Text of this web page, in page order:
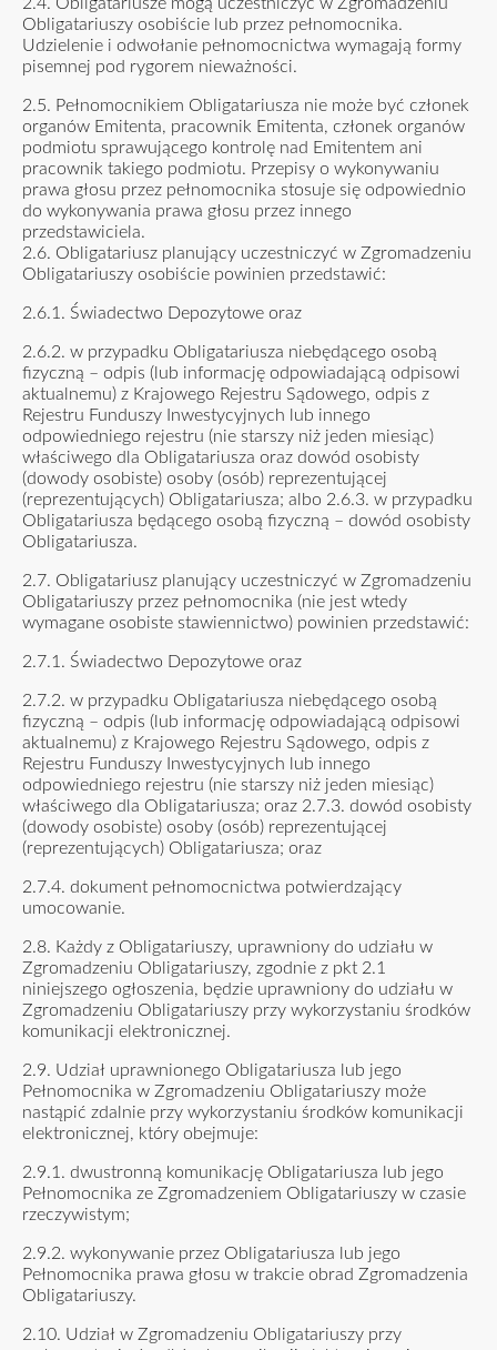
Obligatariuszy osobiście lub przez pełnomocnika.
Udzielenie i odwołanie pełnomocnictwa wymagają formy
pisemnej pod rygorem nieważności.
2.5. Pełnomocnikiem Obligatariusza nie może być członek
organów Emitenta, pracownik Emitenta, członek organów
podmiotu sprawującego kontrolę nad Emitentem ani
pracownik takiego podmiotu. Przepisy o wykonywaniu
prawa głosu przez pełnomocnika stosuje się odpowiednio
do wykonywania prawa głosu przez innego
przedstawiciela.
2.6. Obligatariusz planujący uczestniczyć w Zgromadzeniu
Obligatariuszy osobiście powinien przedstawić:
2.6.1. Świadectwo Depozytowe oraz
2.6.2. w przypadku Obligatariusza niebędącego osobą
fizyczną – odpis (lub informację odpowiadającą odpisowi
aktualnemu) z Krajowego Rejestru Sądowego, odpis z
Rejestru Funduszy Inwestycyjnych lub innego
odpowiedniego rejestru (nie starszy niż jeden miesiąc)
właściwego dla Obligatariusza oraz dowód osobisty
(dowody osobiste) osoby (osób) reprezentującej
(reprezentujących) Obligatariusza; albo 2.6.3. w przypadku
Obligatariusza będącego osobą fizyczną – dowód osobisty
Obligatariusza.
2.7. Obligatariusz planujący uczestniczyć w Zgromadzeniu
Obligatariuszy przez pełnomocnika (nie jest wtedy
wymagane osobiste stawiennictwo) powinien przedstawić:
2.7.1. Świadectwo Depozytowe oraz
2.7.2. w przypadku Obligatariusza niebędącego osobą
fizyczną – odpis (lub informację odpowiadającą odpisowi
aktualnemu) z Krajowego Rejestru Sądowego, odpis z
Rejestru Funduszy Inwestycyjnych lub innego
odpowiedniego rejestru (nie starszy niż jeden miesiąc)
właściwego dla Obligatariusza; oraz 2.7.3. dowód osobisty
(dowody osobiste) osoby (osób) reprezentującej
(reprezentujących) Obligatariusza; oraz
2.7.4. dokument pełnomocnictwa potwierdzający
umocowanie.
2.8. Każdy z Obligatariuszy, uprawniony do udziału w
Zgromadzeniu Obligatariuszy, zgodnie z pkt 2.1
niniejszego ogłoszenia, będzie uprawniony do udziału w
Zgromadzeniu Obligatariuszy przy wykorzystaniu środków
komunikacji elektronicznej.
2.9. Udział uprawnionego Obligatariusza lub jego
Pełnomocnika w Zgromadzeniu Obligatariuszy może
nastąpić zdalnie przy wykorzystaniu środków komunikacji
elektronicznej, który obejmuje:
2.9.1. dwustronną komunikację Obligatariusza lub jego
Pełnomocnika ze Zgromadzeniem Obligatariuszy w czasie
rzeczywistym;
2.9.2. wykonywanie przez Obligatariusza lub jego
Pełnomocnika prawa głosu w trakcie obrad Zgromadzenia
Obligatariuszy.
2.10. Udział w Zgromadzeniu Obligatariuszy przy